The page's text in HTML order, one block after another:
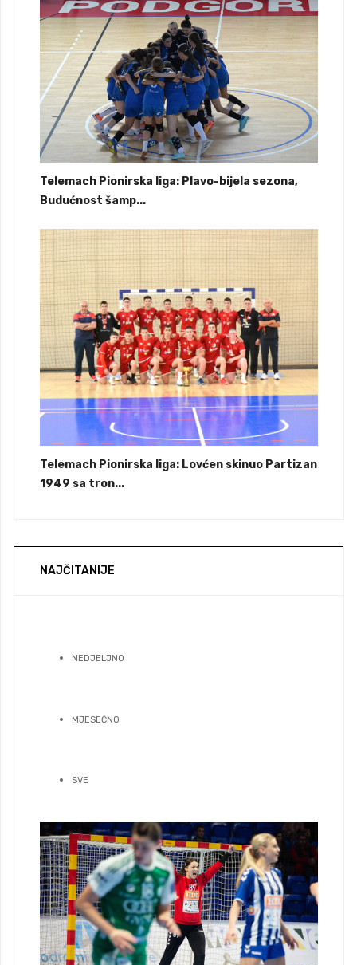
Telemach Pionirska liga: Plavo-bijela sezona,
Budućnost šamp...
Telemach Pionirska liga: Lovćen skinuo Partizan
1949 sa tron...
NAJČITANIJE
NEDJELJNO
MJESEČNO
SVE